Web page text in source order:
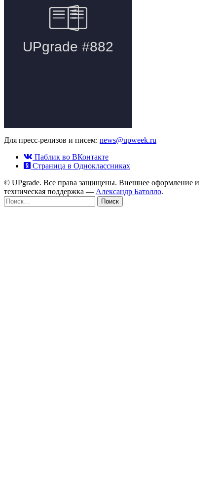
Для пресс-релизов и писем: news@upweek.ru
Паблик во ВКонтакте
Страница в Одноклассниках
© UPgrade. Все права защищены. Внешнее оформление и
техническая поддержка — Александр Батолло.
Найти: